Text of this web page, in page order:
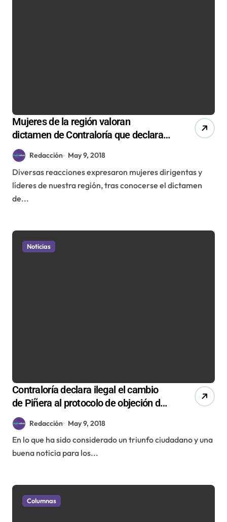
Mujeres de la región valoran
dictamen de Contraloría que declara
ilegal el protocolo de objeción de
conciencia
Redacción May 9, 2018
Diversas reacciones expresaron mujeres dirigentas y
líderes de nuestra región, tras conocerse el dictamen
de...
Noticias
Contraloría declara ilegal el cambio
de Piñera al protocolo de objeción de
conciencia
Redacción May 9, 2018
En lo que ha sido considerado un triunfo ciudadano y una
buena noticia para los...
Columnas